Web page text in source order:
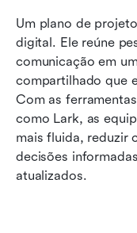
Um plano de
digital. Ele reúne
comunicação em
compartilhado que
Com as
como Lark, as
mais fluida, reduzir
decisões
atualizados.